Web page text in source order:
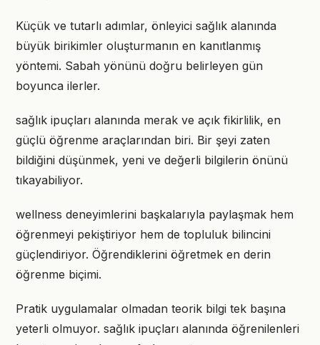
Küçük ve tutarlı adımlar, önleyici sağlık alanında
büyük birikimler oluşturmanın en kanıtlanmış
yöntemi. Sabah yönünü doğru belirleyen gün
boyunca ilerler.
sağlık ipuçları alanında merak ve açık fikirlilik, en
güçlü öğrenme araçlarından biri. Bir şeyi zaten
bildiğini düşünmek, yeni ve değerli bilgilerin önünü
tıkayabiliyor.
wellness deneyimlerini başkalarıyla paylaşmak hem
öğrenmeyi pekiştiriyor hem de topluluk bilincini
güçlendiriyor. Öğrendiklerini öğretmek en derin
öğrenme biçimi.
Pratik uygulamalar olmadan teorik bilgi tek başına
yeterli olmuyor. sağlık ipuçları alanında öğrenilenleri